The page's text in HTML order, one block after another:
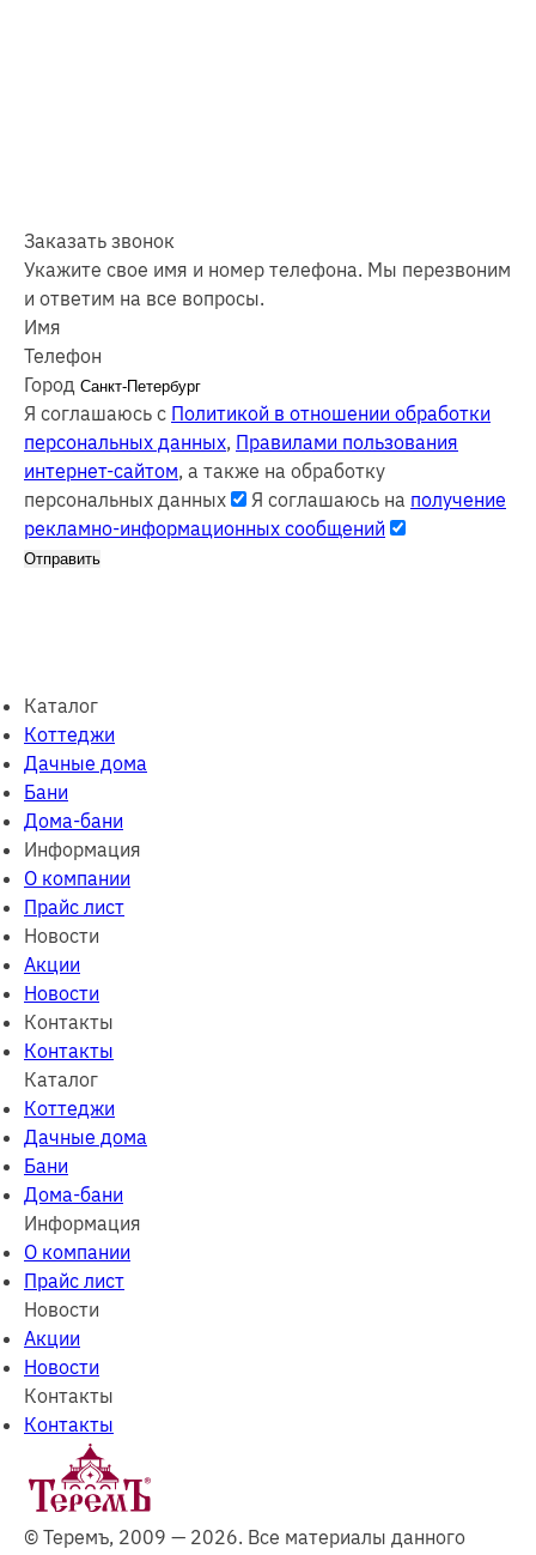
Заказать звонок
Укажите свое имя и номер телефона. Мы перезвоним
и ответим на все вопросы.
Имя
Телефон
Город
Я соглашаюсь с Политикой в отношении обработки
персональных данных, Правилами пользования
интернет-сайтом, а также на обработку
персональных данных
Я соглашаюсь на получение
рекламно-информационных сообщений
Отправить
Каталог
Коттеджи
Дачные дома
Бани
Дома-бани
Информация
О компании
Прайс лист
Новости
Акции
Новости
Контакты
Контакты
Каталог
Коттеджи
Дачные дома
Бани
Дома-бани
Информация
О компании
Прайс лист
Новости
Акции
Новости
Контакты
Контакты
© Теремъ, 2009 — 2026. Все материалы данного